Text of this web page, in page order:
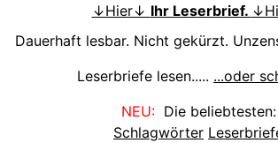
↓Hier↓ Ihr Leserbrief.
Dauerhaft lesbar. Nicht gekürzt.
Leserbriefe lesen..... ...oder
NEU:Die beliebtesten:
Schlagwörter